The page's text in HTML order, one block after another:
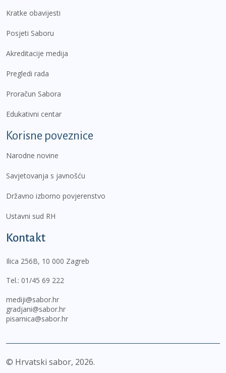
Kratke obavijesti
Posjeti Saboru
Akreditacije medija
Pregledi rada
Proračun Sabora
Edukativni centar
Korisne poveznice
Narodne novine
Savjetovanja s javnošću
Državno izborno povjerenstvo
Ustavni sud RH
Kontakt
Ilica 256B, 10 000 Zagreb
Tel.: 01/45 69 222
mediji@sabor.hr
gradjani@sabor.hr
pisarnica@sabor.hr
© Hrvatski sabor, 2026